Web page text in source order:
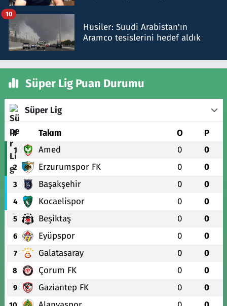
Husiler: Suudi Arabistan'ın
Aramco tesislerini hedef aldık
10
Süper Lig Puan Durumu
Süper Lig
# Takım O P
1 Amed 0 0
2 Erzurumspor FK 0 0
3 Başakşehir 0 0
4 Kocaelispor 0 0
5 Beşiktaş 0 0
6 Eyüpspor 0 0
7 Galatasaray 0 0
8 Çorum FK 0 0
9 Gaziantep FK 0 0